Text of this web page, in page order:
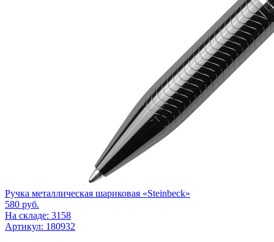
Ручка металлическая шариковая «Steinbeck»
580 руб.
На складе: 3158
Артикул: 180932